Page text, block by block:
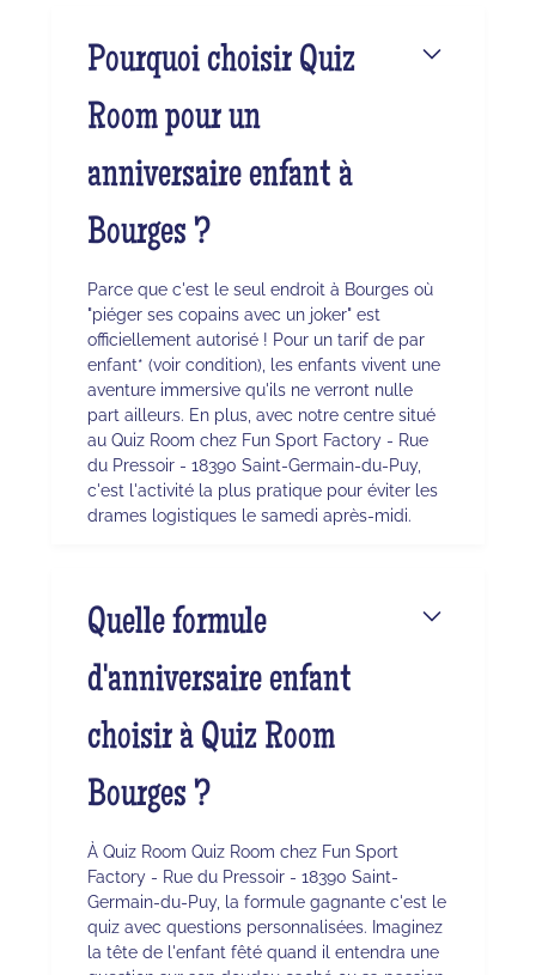
Pourquoi choisir Quiz
Room pour un
anniversaire enfant à
Bourges ?
Parce que c'est le seul endroit à Bourges où
"piéger ses copains avec un joker" est
officiellement autorisé ! Pour un tarif de par
enfant* (voir condition), les enfants vivent une
aventure immersive qu'ils ne verront nulle
part ailleurs. En plus, avec notre centre situé
au Quiz Room chez Fun Sport Factory - Rue
du Pressoir - 18390 Saint-Germain-du-Puy,
c'est l'activité la plus pratique pour éviter les
drames logistiques le samedi après-midi.
Quelle formule
d'anniversaire enfant
choisir à Quiz Room
Bourges ?
À Quiz Room Quiz Room chez Fun Sport
Factory - Rue du Pressoir - 18390 Saint-
Germain-du-Puy, la formule gagnante c'est le
quiz avec questions personnalisées. Imaginez
la tête de l'enfant fêté quand il entendra une